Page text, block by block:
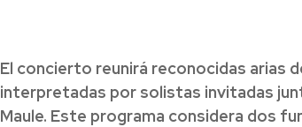
El concierto reunirá reconocidas arias
interpretadas por solistas invitadas
Maule. Este programa considera dos